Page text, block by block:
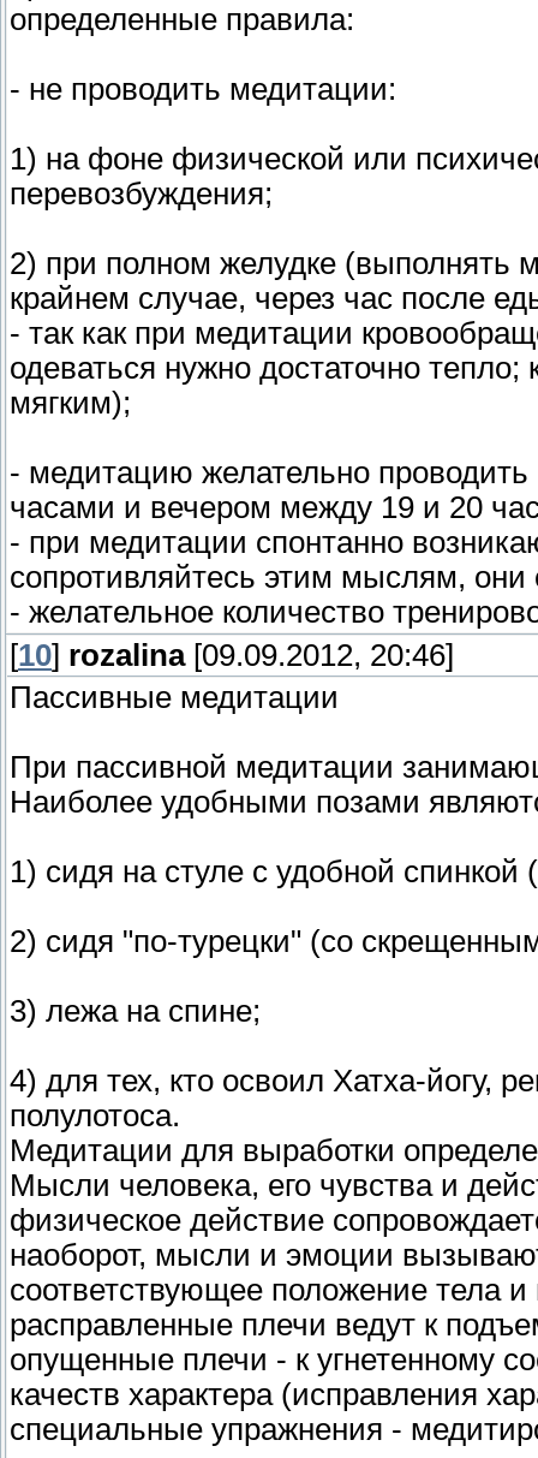
определенные правила:
- не проводить медитации:
1) на фоне физической или
перевозбуждения;
2) при полном желудке (выполнять
крайнем случае, через час после
- так как при медитации
одеваться нужно достаточно
мягким);
- медитацию желательно
часами и вечером между 19 и 20
- при медитации спонтанно
сопротивляйтесь этим мыслям, они
- желательное количество
[10] rozalina[09.09.2012, 20:46]
Пассивные медитации
При пассивной медитации
Наиболее удобными позами
1) сидя на стуле с удобной
2) сидя "по-турецки" (со
3) лежа на спине;
4) для тех, кто освоил Хатха-йогу,
полулотоса.
Медитации для выработки
Мысли человека, его чувства и
физическое действие
наоборот, мысли и эмоции
соответствующее положение тела
расправленные плечи ведут к
опущенные плечи - к угнетенному
качеств характера (исправления
специальные упражнения -